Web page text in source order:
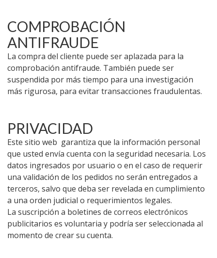
COMPROBACIÓN
ANTIFRAUDE
La compra del cliente puede ser aplazada para la
comprobación antifraude. También puede ser
suspendida por más tiempo para una investigación
más rigurosa, para evitar transacciones fraudulentas.
PRIVACIDAD
Este sitio web garantiza que la información personal
que usted envía cuenta con la seguridad necesaria. Los
datos ingresados por usuario o en el caso de requerir
una validación de los pedidos no serán entregados a
terceros, salvo que deba ser revelada en cumplimiento
a una orden judicial o requerimientos legales.
La suscripción a boletines de correos electrónicos
publicitarios es voluntaria y podría ser seleccionada al
momento de crear su cuenta.